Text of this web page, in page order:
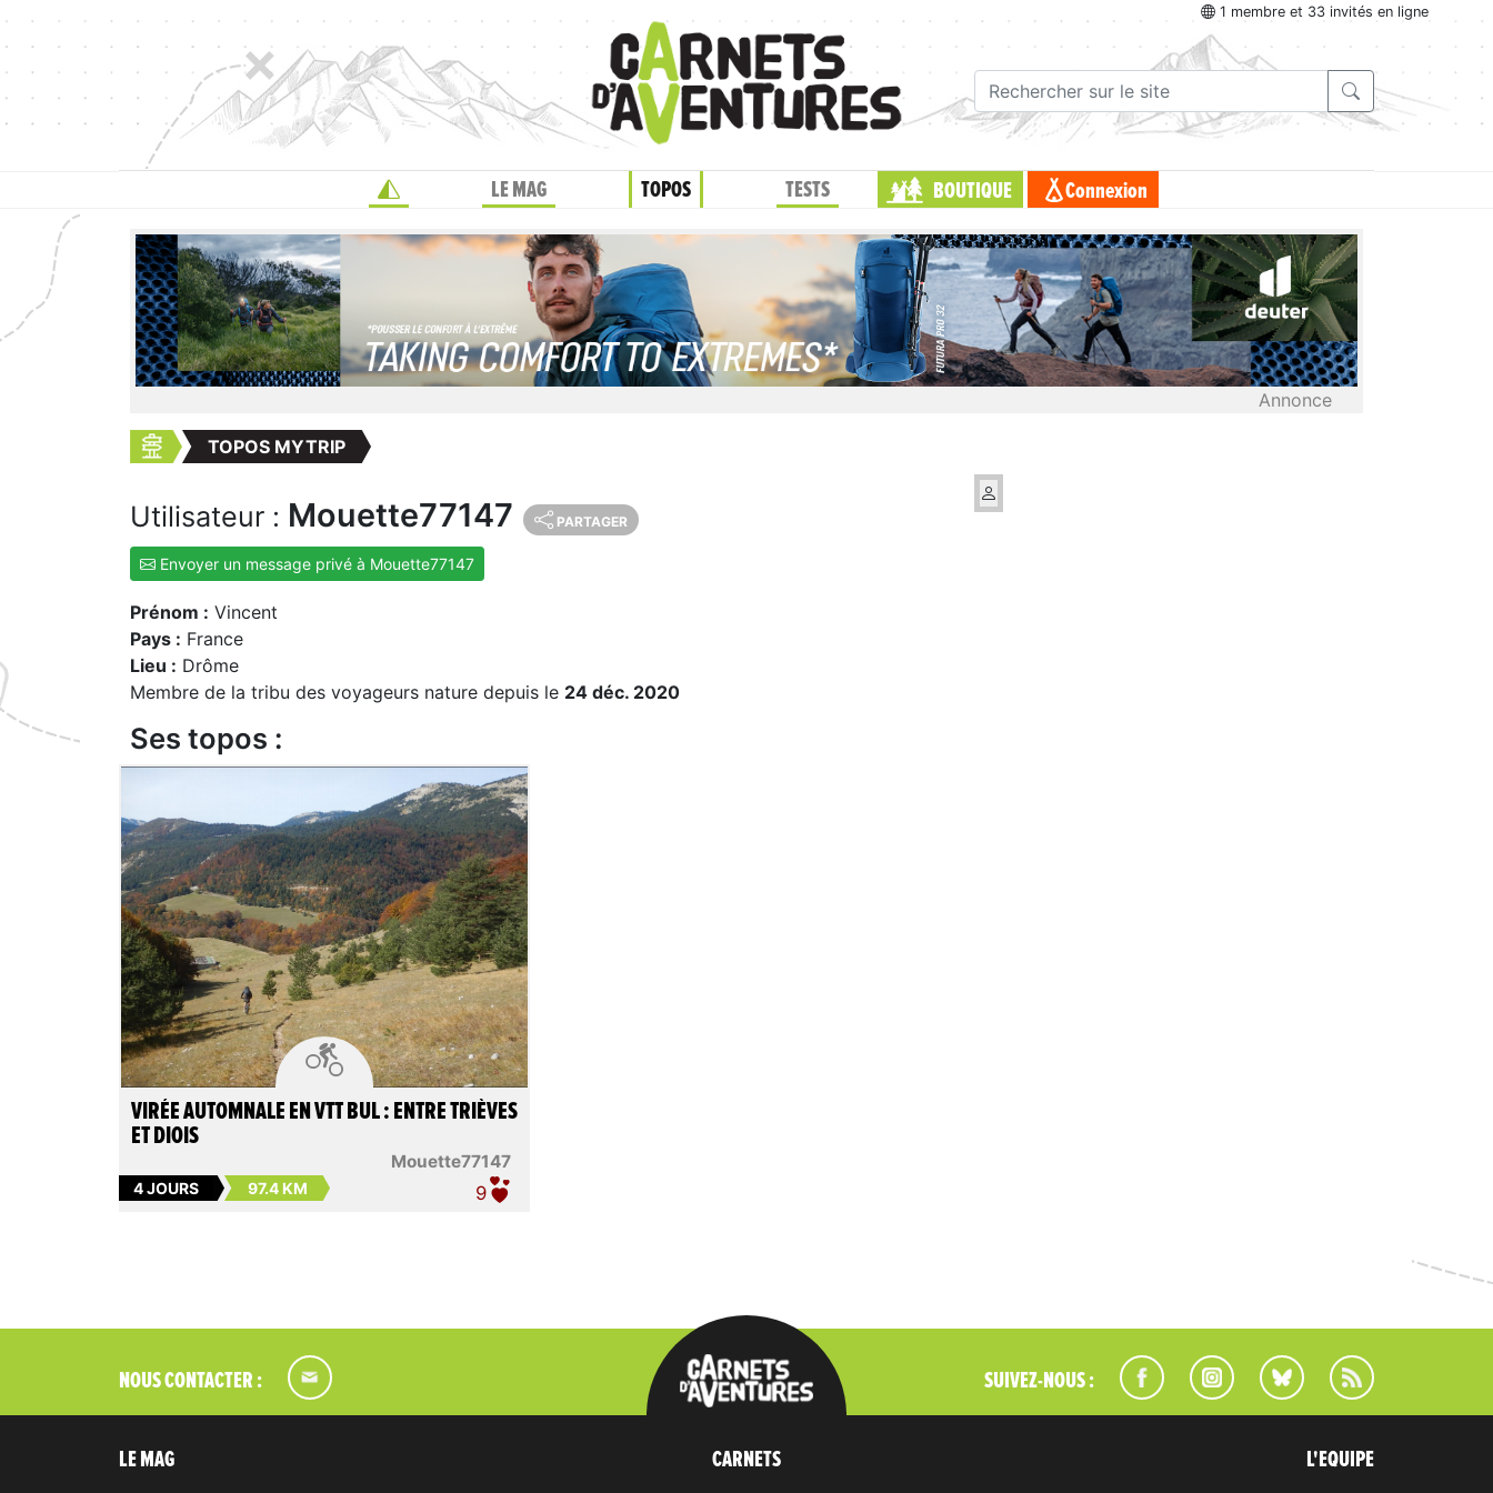
1 membre et 33 invités en ligne
LE MAG TOPOS TESTS BOUTIQUE Connexion
Annonce
TOPOS MYTRIP
Utilisateur : Mouette77147 PARTAGER
Envoyer un message privé à Mouette77147
Prénom : Vincent
Pays : France
Lieu : Drôme
Membre de la tribu des voyageurs nature depuis le 24 déc. 2020
Ses topos :

Mouette77147
VIRÉE AUTOMNALE EN VTT BUL : ENTRE TRIÈVES
ET DIOIS
4 JOURS 97.4 KM 9
NOUS CONTACTER : SUIVEZ-NOUS :
LE MAG CARNETS L'EQUIPE